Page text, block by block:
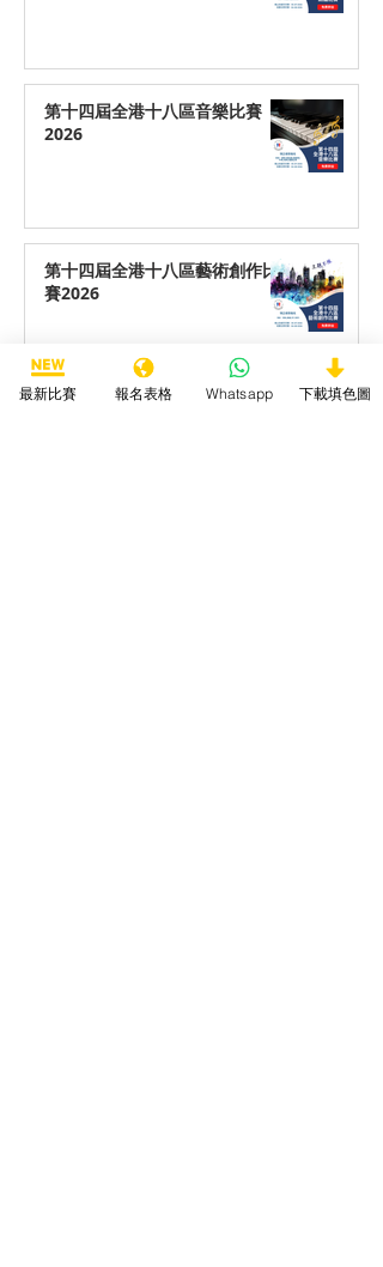
第十四屆全港十八區音樂比賽
2026
第十四屆全港十八區藝術創作比
賽2026
最新比賽 報名表格 Whatsapp 下載填色圖